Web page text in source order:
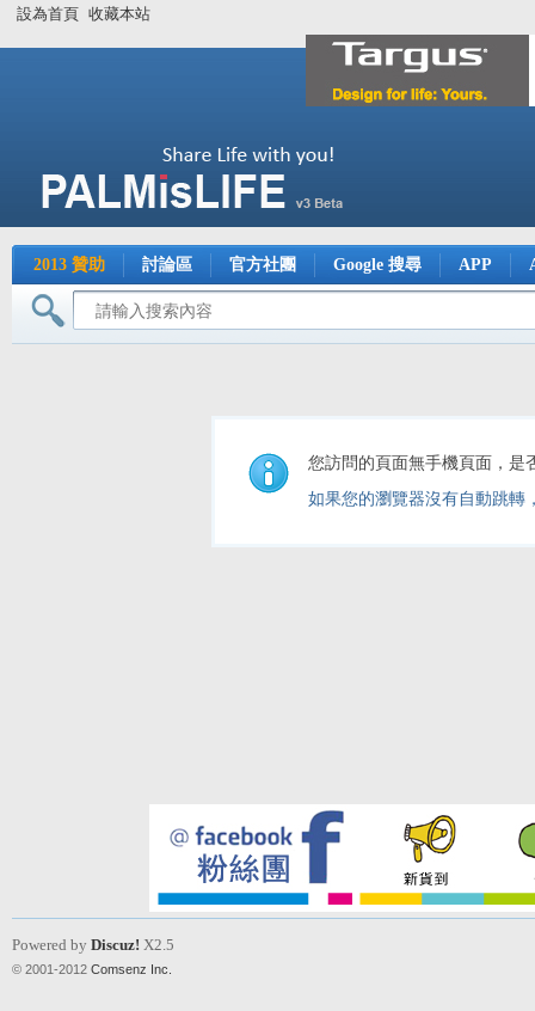
設為首頁 收藏本站
2013 贊助 討論區 官方社團 Google 搜尋 APP
您訪問的頁面無手機頁面，是
如果您的瀏覽器沒有自動跳轉
Powered by Discuz! X2.5
© 2001-2012 Comsenz Inc.